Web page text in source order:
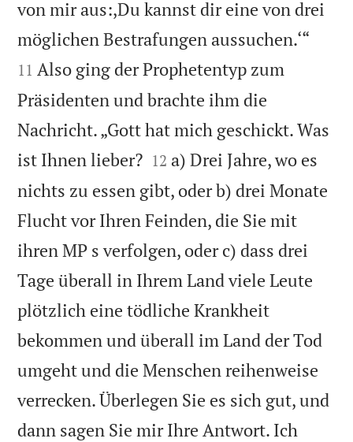
von mir aus:,Du kannst dir eine von drei
möglichen Bestrafungen aussuchen.‘“
11 Also ging der Prophetentyp zum
Präsidenten und brachte ihm die
Nachricht. „Gott hat mich geschickt. Was
ist Ihnen lieber?
12 a) Drei Jahre, wo es
nichts zu essen gibt, oder b) drei Monate
Flucht vor Ihren Feinden, die Sie mit
ihren MP s verfolgen, oder c) dass drei
Tage überall in Ihrem Land viele Leute
plötzlich eine tödliche Krankheit
bekommen und überall im Land der Tod
umgeht und die Menschen reihenweise
verrecken. Überlegen Sie es sich gut, und
dann sagen Sie mir Ihre Antwort. Ich